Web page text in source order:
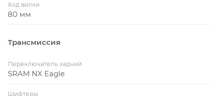
Ход вилки
80 мм
Трансмиссия
Переключатель задний
SRAM NX Eagle
Шифтеры